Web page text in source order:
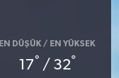
EN DÜŞÜK / EN YÜKSEK
17° / 32°